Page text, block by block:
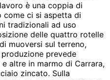
è una coppia di
come ci si aspetta di
tradizionali ad uso
delle quattro rotelle
muoversi sul terreno,
prevede
altre in marmo di Carrara,
zincato. Sulla